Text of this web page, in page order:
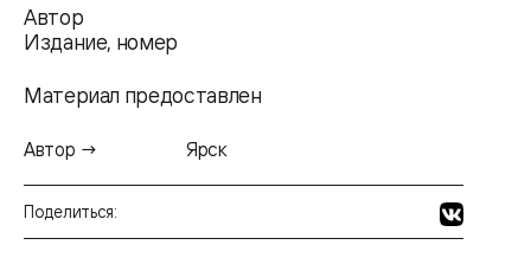
Автор
Издание, номер
Материал предоставлен
Автор → Ярск
Поделиться: